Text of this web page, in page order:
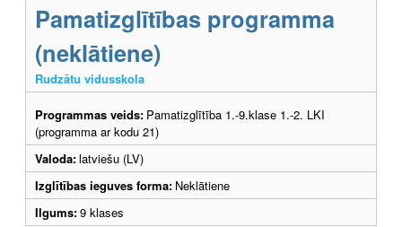
Pamatizglītības programma
(neklātiene)
Rudzātu vidusskola
Programmas veids: Pamatizglītība 1.-9.klase 1.-2. LKI
(programma ar kodu 21)
Valoda:latviešu (LV)
Izglītības ieguves forma: Neklātiene
Ilgums:9 klases